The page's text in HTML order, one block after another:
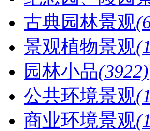
古典园林景观
景观植物景观
园林小品(3922)
公共环境景观
商业环境景观